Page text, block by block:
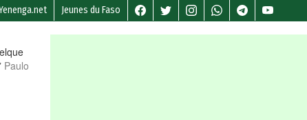
Jeunes du Faso
Paulo